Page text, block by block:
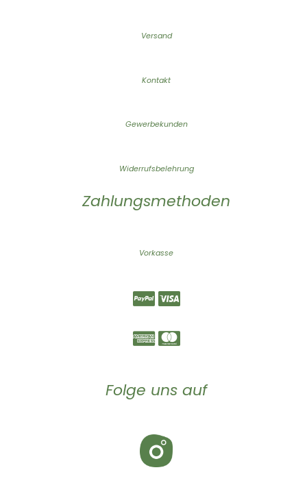
Versand
Kontakt
Gewerbekunden
Widerrufsbelehrung
Zahlungsmethoden
Vorkasse
Folge uns auf